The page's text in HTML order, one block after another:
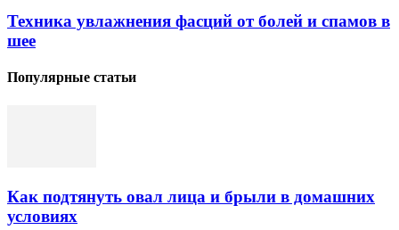
Техника увлажнения фасций от болей и спамов в
шее
Популярные статьи
Как подтянуть овал лица и брыли в домашних
условиях